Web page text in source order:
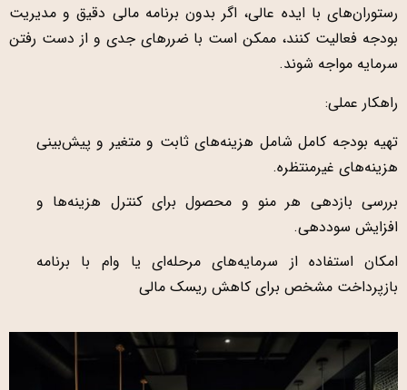
رستوران‌های با ایده عالی، اگر بدون برنامه مالی دقیق و مدیریت
بودجه فعالیت کنند، ممکن است با ضررهای جدی و از دست رفتن
سرمایه مواجه شوند.
راهکار عملی:
تهیه بودجه کامل شامل هزینه‌های ثابت و متغیر و پیش‌بینی
هزینه‌های غیرمنتظره.
بررسی بازدهی هر منو و محصول برای کنترل هزینه‌ها و
افزایش سوددهی.
امکان استفاده از سرمایه‌های مرحله‌ای یا وام با برنامه
بازپرداخت مشخص برای کاهش ریسک مالی